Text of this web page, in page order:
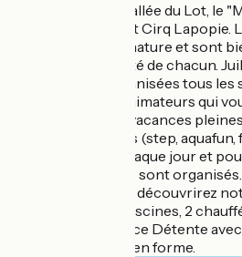
Surplombant la Vallée du Lot, le
entre Cahors et St Cirq
nichés en pleine nature et sont
préserver l'intimité de chacun.
à thème sont organisées tous
sportives et les animateurs qui
garantissent vos vacances
activités sportives (step,
sont proposés chaque jour et
ados, clubs et jeux sont
randonnées, vous découvrirez
votre confort: 3 piscines, 2
couverte, un espace Détente
et salle de remise en forme.